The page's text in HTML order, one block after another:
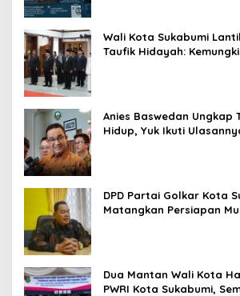
Wali Kota Sukabumi
Taufik Hidayah:
Anies Baswedan Ungkap
Hidup, Yuk Ikuti
DPD Partai Golkar Kota
Matangkan Persiapan
Dua Mantan Wali Kota
PWRI Kota Sukabumi,